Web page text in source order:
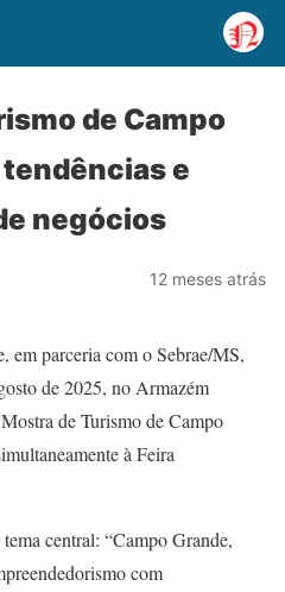
de Campo
e
negócios
12 meses atrás
em parceria com o Sebrae/MS,
de 2025, no Armazém
de Turismo de Campo
à Feira
central: “Campo Grande,
com